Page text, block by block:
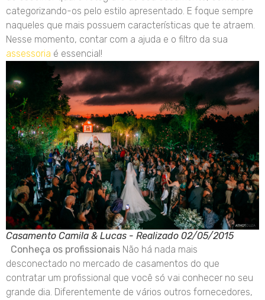
categorizando-os pelo estilo apresentado. E foque sempre
naqueles que mais possuem características que te atraem.
Nesse momento, contar com a ajuda e o filtro da sua
assessoria é essencial!
Casamento Camila & Lucas - Realizado 02/05/2015
Conheça os profissionais Não há nada mais
desconectado no mercado de casamentos do que
contratar um profissional que você só vai conhecer no seu
grande dia. Diferentemente de vários outros fornecedores,